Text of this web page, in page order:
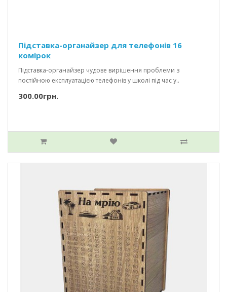
Підставка-органайзер для телефонів 16
комірок
Підставка-органайзер чудове вирішення проблеми з
постійною експлуатацією телефонів у школі під час у..
300.00грн.